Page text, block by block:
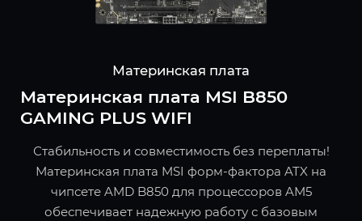
Материнская плата
Материнская плата MSI B850
GAMING PLUS WIFI
Стабильность и совместимость без переплаты!
Материнская плата MSI форм-фактора ATX на
чипсете AMD B850 для процессоров AM5
обеспечивает надежную работу с базовым